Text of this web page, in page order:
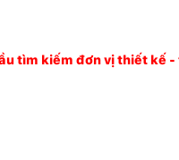
tìm kiếm đơn vị thiết kế -